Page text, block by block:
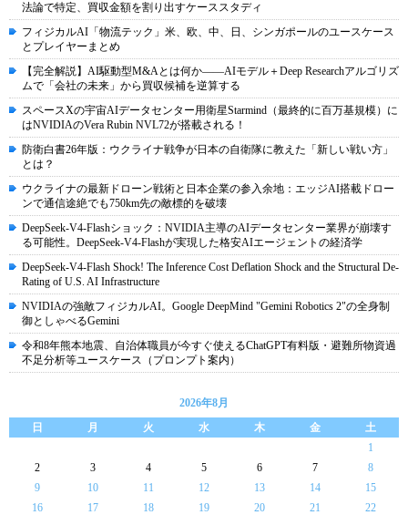
法論で特定、買収金額を割り出すケーススタディ
フィジカルAI「物流テック」米、欧、中、日、シンガポールのユースケース
とプレイヤーまとめ
【完全解説】AI駆動型M&Aとは何か――AIモデル＋Deep Researchアルゴリズ
ムで「会社の未来」から買収候補を逆算する
スペースXの宇宙AIデータセンター用衛星Starmind（最終的に百万基規模）に
はNVIDIAのVera Rubin NVL72が搭載される！
防衛白書26年版：ウクライナ戦争が日本の自衛隊に教えた「新しい戦い方」
とは？
ウクライナの最新ドローン戦術と日本企業の参入余地：エッジAI搭載ドロー
ンで通信途絶でも750km先の敵標的を破壊
DeepSeek-V4-Flashショック：NVIDIA主導のAIデータセンター業界が崩壊す
る可能性。DeepSeek-V4-Flashが実現した格安AIエージェントの経済学
DeepSeek-V4-Flash Shock! The Inference Cost Deflation Shock and the Structural De-
Rating of U.S. AI Infrastructure
NVIDIAの強敵フィジカルAI。Google DeepMind "Gemini Robotics 2"の全身制
御としゃべるGemini
令和8年熊本地震、自治体職員が今すぐ使えるChatGPT有料版・避難所物資過
不足分析等ユースケース（プロンプト案内）
2026年8月
日
月 火 水 木 金
土
1
2
3 4 5 6 7
8
9
10 11 12 13 14
15
16
17 18 19 20 21
22